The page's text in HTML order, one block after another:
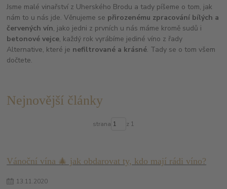
Jsme malé vinařství z Uherského Brodu a tady píšeme o tom, jak
nám to u nás jde. Věnujeme se přirozenému zpracování bílých a
červených vín, jako jedni z prvních u nás máme kromě sudů i
betonové vejce, každý rok vyrábíme jediné víno z řady
Alternative, které je nefiltrované a krásné. Tady se o tom všem
dočtete.
Nejnovější články
strana z 1
Vánoční vína 🎄 jak obdarovat ty, kdo mají rádi víno?
13.11.2020